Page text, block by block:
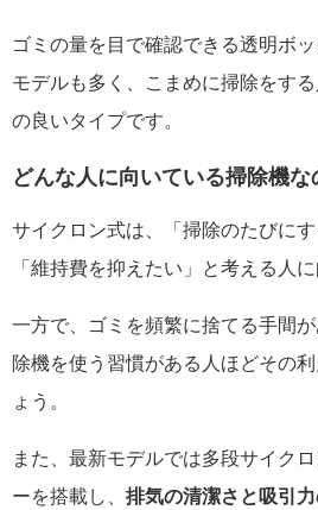
ゴミの量を目で確認できる透明ボ
モデルも多く、こまめに掃除をす
の良いタイプです。
どんな人に向いている掃除機な
サイクロン式は、「掃除のたびにす
「維持費を抑えたい」と考える人に
一方で、ゴミを頻繁に捨てる手間
除機を使う習慣がある人ほどその
ょう。
また、最新モデルでは多段サイク
ーを搭載し、 排気の清潔さと吸引